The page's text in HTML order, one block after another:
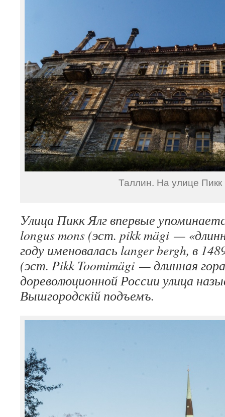
Таллин. На улице Пикк
Улица Пикк Ялг впервые
longus mons (эст. pikk mägi —
году именовалась langer bergh, в
(эст. Pikk Toomimägi — длинная
дореволюционной России улица
Вышгородскій подъемъ.